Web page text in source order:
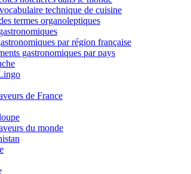
technique de cuisine
termes organoleptiques
par région française
gastronomiques par pays
de France
du monde